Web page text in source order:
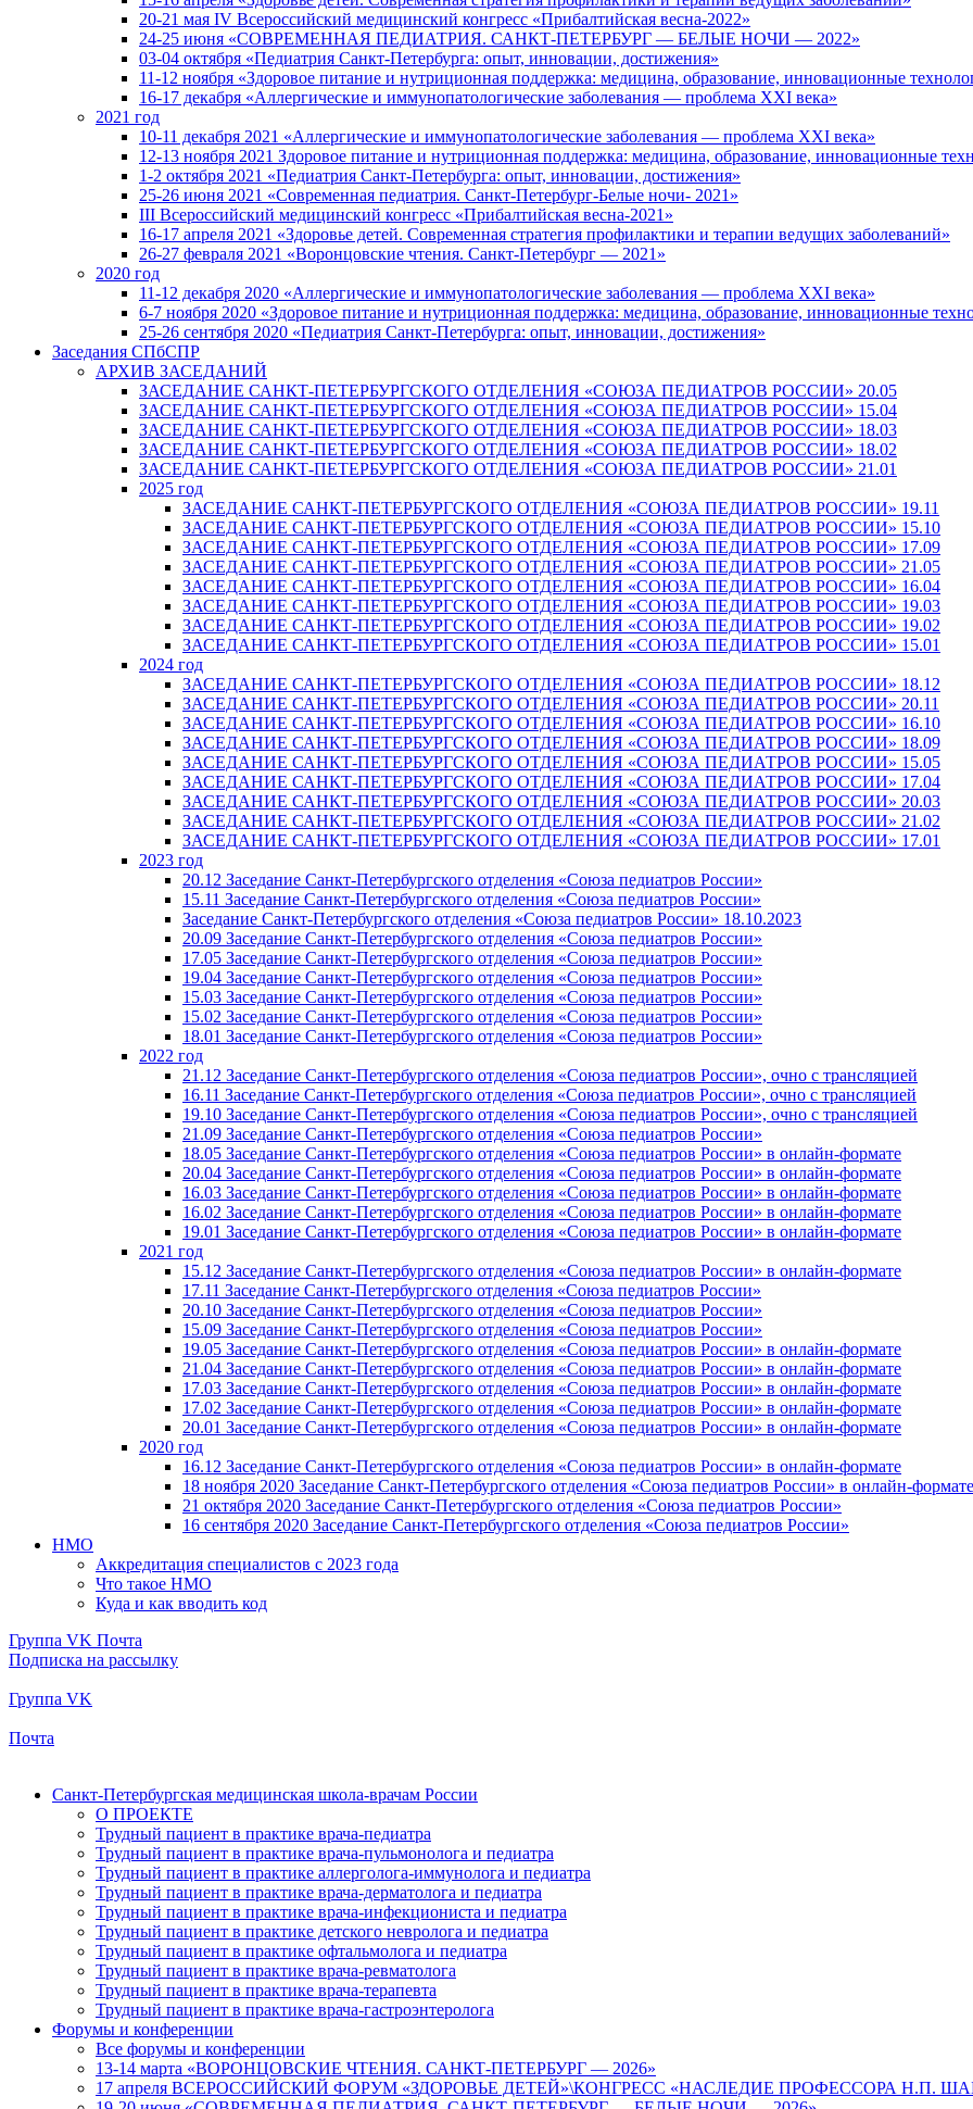
20-21 мая IV Всероссийский медицинский конгресс «Прибалтийская весна-2022»
24-25 июня «СОВРЕМЕННАЯ ПЕДИАТРИЯ. САНКТ-ПЕТЕРБУРГ — БЕЛЫЕ НОЧИ — 2022»
03-04 октября «Педиатрия Санкт-Петербурга: опыт, инновации, достижения»
11-12 ноября «Здоровое питание и нутриционная поддержка: медицина, образование, инновационные
16-17 декабря «Аллергические и иммунопатологические заболевания — проблема XXI века»
2021 год
10-11 декабря 2021 «Аллергические и иммунопатологические заболевания — проблема XXI века»
12-13 ноября 2021 Здоровое питание и нутриционная поддержка: медицина, образование, инновационные
1-2 октября 2021 «Педиатрия Санкт-Петербурга: опыт, инновации, достижения»
25-26 июня 2021 «Современная педиатрия. Санкт-Петербург-Белые ночи- 2021»
III Всероссийский медицинский конгресс «Прибалтийская весна-2021»
16-17 апреля 2021 «Здоровье детей. Современная стратегия профилактики и терапии ведущих заболеваний»
26-27 февраля 2021 «Воронцовские чтения. Санкт-Петербург — 2021»
2020 год
11-12 декабря 2020 «Аллергические и иммунопатологические заболевания — проблема XXI века»
6-7 ноября 2020 «Здоровое питание и нутриционная поддержка: медицина, образование, инновационные
25-26 сентября 2020 «Педиатрия Санкт-Петербурга: опыт, инновации, достижения»
Заседания СПбСПР
АРХИВ ЗАСЕДАНИЙ
ЗАСЕДАНИЕ САНКТ-ПЕТЕРБУРГСКОГО ОТДЕЛЕНИЯ «СОЮЗА ПЕДИАТРОВ РОССИИ» 20.05
ЗАСЕДАНИЕ САНКТ-ПЕТЕРБУРГСКОГО ОТДЕЛЕНИЯ «СОЮЗА ПЕДИАТРОВ РОССИИ» 15.04
ЗАСЕДАНИЕ САНКТ-ПЕТЕРБУРГСКОГО ОТДЕЛЕНИЯ «СОЮЗА ПЕДИАТРОВ РОССИИ» 18.03
ЗАСЕДАНИЕ САНКТ-ПЕТЕРБУРГСКОГО ОТДЕЛЕНИЯ «СОЮЗА ПЕДИАТРОВ РОССИИ» 18.02
ЗАСЕДАНИЕ САНКТ-ПЕТЕРБУРГСКОГО ОТДЕЛЕНИЯ «СОЮЗА ПЕДИАТРОВ РОССИИ» 21.01
2025 год
ЗАСЕДАНИЕ САНКТ-ПЕТЕРБУРГСКОГО ОТДЕЛЕНИЯ «СОЮЗА ПЕДИАТРОВ РОССИИ» 19.11
ЗАСЕДАНИЕ САНКТ-ПЕТЕРБУРГСКОГО ОТДЕЛЕНИЯ «СОЮЗА ПЕДИАТРОВ РОССИИ» 15.10
ЗАСЕДАНИЕ САНКТ-ПЕТЕРБУРГСКОГО ОТДЕЛЕНИЯ «СОЮЗА ПЕДИАТРОВ РОССИИ» 17.09
ЗАСЕДАНИЕ САНКТ-ПЕТЕРБУРГСКОГО ОТДЕЛЕНИЯ «СОЮЗА ПЕДИАТРОВ РОССИИ» 21.05
ЗАСЕДАНИЕ САНКТ-ПЕТЕРБУРГСКОГО ОТДЕЛЕНИЯ «СОЮЗА ПЕДИАТРОВ РОССИИ» 16.04
ЗАСЕДАНИЕ САНКТ-ПЕТЕРБУРГСКОГО ОТДЕЛЕНИЯ «СОЮЗА ПЕДИАТРОВ РОССИИ» 19.03
ЗАСЕДАНИЕ САНКТ-ПЕТЕРБУРГСКОГО ОТДЕЛЕНИЯ «СОЮЗА ПЕДИАТРОВ РОССИИ» 19.02
ЗАСЕДАНИЕ САНКТ-ПЕТЕРБУРГСКОГО ОТДЕЛЕНИЯ «СОЮЗА ПЕДИАТРОВ РОССИИ» 15.01
2024 год
ЗАСЕДАНИЕ САНКТ-ПЕТЕРБУРГСКОГО ОТДЕЛЕНИЯ «СОЮЗА ПЕДИАТРОВ РОССИИ» 18.12
ЗАСЕДАНИЕ САНКТ-ПЕТЕРБУРГСКОГО ОТДЕЛЕНИЯ «СОЮЗА ПЕДИАТРОВ РОССИИ» 20.11
ЗАСЕДАНИЕ САНКТ-ПЕТЕРБУРГСКОГО ОТДЕЛЕНИЯ «СОЮЗА ПЕДИАТРОВ РОССИИ» 16.10
ЗАСЕДАНИЕ САНКТ-ПЕТЕРБУРГСКОГО ОТДЕЛЕНИЯ «СОЮЗА ПЕДИАТРОВ РОССИИ» 18.09
ЗАСЕДАНИЕ САНКТ-ПЕТЕРБУРГСКОГО ОТДЕЛЕНИЯ «СОЮЗА ПЕДИАТРОВ РОССИИ» 15.05
ЗАСЕДАНИЕ САНКТ-ПЕТЕРБУРГСКОГО ОТДЕЛЕНИЯ «СОЮЗА ПЕДИАТРОВ РОССИИ» 17.04
ЗАСЕДАНИЕ САНКТ-ПЕТЕРБУРГСКОГО ОТДЕЛЕНИЯ «СОЮЗА ПЕДИАТРОВ РОССИИ» 20.03
ЗАСЕДАНИЕ САНКТ-ПЕТЕРБУРГСКОГО ОТДЕЛЕНИЯ «СОЮЗА ПЕДИАТРОВ РОССИИ» 21.02
ЗАСЕДАНИЕ САНКТ-ПЕТЕРБУРГСКОГО ОТДЕЛЕНИЯ «СОЮЗА ПЕДИАТРОВ РОССИИ» 17.01
2023 год
20.12 Заседание Санкт-Петербургского отделения «Союза педиатров России»
15.11 Заседание Санкт-Петербургского отделения «Союза педиатров России»
Заседание Санкт-Петербургского отделения «Союза педиатров России» 18.10.2023
20.09 Заседание Санкт-Петербургского отделения «Союза педиатров России»
17.05 Заседание Санкт-Петербургского отделения «Союза педиатров России»
19.04 Заседание Санкт-Петербургского отделения «Союза педиатров России»
15.03 Заседание Санкт-Петербургского отделения «Союза педиатров России»
15.02 Заседание Санкт-Петербургского отделения «Союза педиатров России»
18.01 Заседание Санкт-Петербургского отделения «Союза педиатров России»
2022 год
21.12 Заседание Санкт-Петербургского отделения «Союза педиатров России», очно с трансляцией
16.11 Заседание Санкт-Петербургского отделения «Союза педиатров России», очно с трансляцией
19.10 Заседание Санкт-Петербургского отделения «Союза педиатров России», очно с трансляцией
21.09 Заседание Санкт-Петербургского отделения «Союза педиатров России»
18.05 Заседание Санкт-Петербургского отделения «Союза педиатров России» в онлайн-формате
20.04 Заседание Санкт-Петербургского отделения «Союза педиатров России» в онлайн-формате
16.03 Заседание Санкт-Петербургского отделения «Союза педиатров России» в онлайн-формате
16.02 Заседание Санкт-Петербургского отделения «Союза педиатров России» в онлайн-формате
19.01 Заседание Санкт-Петербургского отделения «Союза педиатров России» в онлайн-формате
2021 год
15.12 Заседание Санкт-Петербургского отделения «Союза педиатров России» в онлайн-формате
17.11 Заседание Санкт-Петербургского отделения «Союза педиатров России»
20.10 Заседание Санкт-Петербургского отделения «Союза педиатров России»
15.09 Заседание Санкт-Петербургского отделения «Союза педиатров России»
19.05 Заседание Санкт-Петербургского отделения «Союза педиатров России» в онлайн-формате
21.04 Заседание Санкт-Петербургского отделения «Союза педиатров России» в онлайн-формате
17.03 Заседание Санкт-Петербургского отделения «Союза педиатров России» в онлайн-формате
17.02 Заседание Санкт-Петербургского отделения «Союза педиатров России» в онлайн-формате
20.01 Заседание Санкт-Петербургского отделения «Союза педиатров России» в онлайн-формате
2020 год
16.12 Заседание Санкт-Петербургского отделения «Союза педиатров России» в онлайн-формате
18 ноября 2020 Заседание Санкт-Петербургского отделения «Союза педиатров России» в онлайн-формате
21 октября 2020 Заседание Санкт-Петербургского отделения «Союза педиатров России»
16 сентября 2020 Заседание Санкт-Петербургского отделения «Союза педиатров России»
НМО
Аккредитация специалистов с 2023 года
Что такое НМО
Куда и как вводить код
Группа VK Почта
Подписка на рассылку
Группа VK
Почта
Санкт-Петербургская медицинская школа-врачам России
О ПРОЕКТЕ
Трудный пациент в практике врача-педиатра
Трудный пациент в практике врача-пульмонолога и педиатра
Трудный пациент в практике аллерголога-иммунолога и педиатра
Трудный пациент в практике врача-дерматолога и педиатра
Трудный пациент в практике врача-инфекциониста и педиатра
Трудный пациент в практике детского невролога и педиатра
Трудный пациент в практике офтальмолога и педиатра
Трудный пациент в практике врача-ревматолога
Трудный пациент в практике врача-терапевта
Трудный пациент в практике врача-гастроэнтеролога
Форумы и конференции
Все форумы и конференции
13-14 марта «ВОРОНЦОВСКИЕ ЧТЕНИЯ. САНКТ-ПЕТЕРБУРГ — 2026»
17 апреля ВСЕРОССИЙСКИЙ ФОРУМ «ЗДОРОВЬЕ ДЕТЕЙ»\КОНГРЕСС «НАСЛЕДИЕ ПРОФЕССОРА